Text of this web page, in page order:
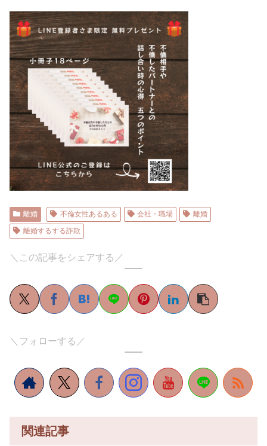
離婚 不倫女性あるある 会社・職場
離婚
離婚するする詐欺
＼この記事をシェアする／
＼フォローする／
関連記事